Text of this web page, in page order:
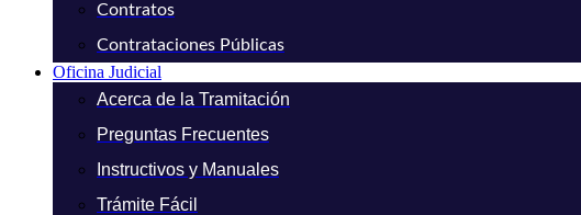
Contratos
Contrataciones Públicas
Oficina Judicial
Acerca de la Tramitación
Preguntas Frecuentes
Instructivos y Manuales
Trámite Fácil